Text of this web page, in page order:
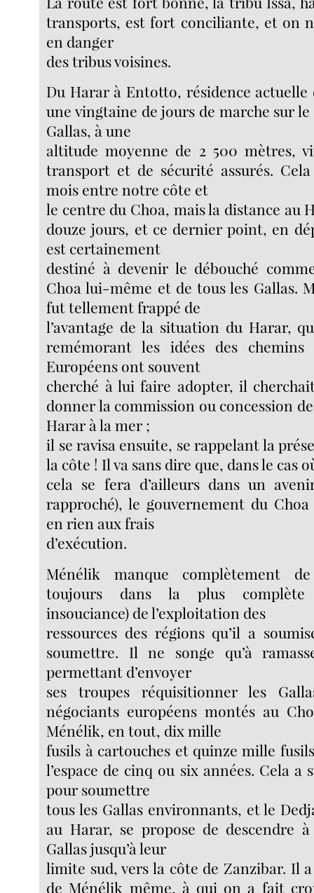
transports, est fort conciliante, et on
en danger
des tribus voisines.
Du Harar à Entotto, résidence
une vingtaine de jours de marche sur
Gallas, à une
altitude moyenne de 2 500 mètres,
transport et de sécurité assurés.
mois entre notre côte et
le centre du Choa, mais la distance au
douze jours, et ce dernier point, en
est certainement
destiné à devenir le débouché
Choa lui-même et de tous les Gallas.
fut tellement frappé de
l’avantage de la situation du Harar,
remémorant les idées des
Européens ont souvent
cherché à lui faire adopter, il
donner la commission ou concession
Harar à la mer ;
il se ravisa ensuite, se rappelant la
la côte ! Il va sans dire que, dans le cas
cela se fera d’ailleurs dans un
rapproché), le gouvernement du
en rien aux frais
d’exécution.
Ménélik manque complètement
toujours dans la plus complète
insouciance) de l’exploitation des
ressources des régions qu’il a
soumettre. Il ne songe qu’à
permettant d’envoyer
ses troupes réquisitionner les
négociants européens montés au
Ménélik, en tout, dix mille
fusils à cartouches et quinze mille
l’espace de cinq ou six années. Cela a
pour soumettre
tous les Gallas environnants, et le
au Harar, se propose de descendre
Gallas jusqu’à leur
limite sud, vers la côte de Zanzibar. Il
de Ménélik même, à qui on a fait